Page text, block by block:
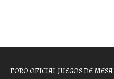
FORO OFICIAL JUEGOS DE MESA